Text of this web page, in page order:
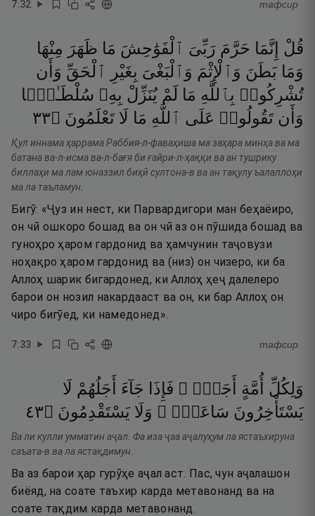
7:32 тафсир
قُلْ إِنَّمَا حَرَّمَ رَبِّىَ ٱلْفَوَٰحِشَ مَا ظَهَرَ مِنْهَا
وَمَا بَطَنَ وَٱلْإِثْمَ وَٱلْبَغْىَ بِغَيْرِ ٱلْحَقِّ وَأَن
تُشْرِكُوا۟ بِٱللَّهِ مَا لَمْ يُنَزِّلْ بِهِۦ سُلْطَـٰنًۭا
وَأَن تَقُولُوا۟ عَلَى ٱللَّهِ مَا لَا تَعْلَمُونَ ۝٣٣
Қул иннама ҳаррама Раббия-л-фаваҳиша ма заҳара минҳа ва ма
батана ва-л-исма ва-л-бағя би ғайри-л-ҳаққи ва ан тушрику
биллаҳи ма лам юназзил биҳӣ султона-в ва ан тақулу ъалаллоҳи
ма ла таъламун.
Бигӯ: «Ҷуз ин нест, ки Парвардигори ман беҳаёиро,
он чӣ ошкоро бошад ва он чӣ аз он пӯшида бошад ва
гуноҳро ҳаром гардонид ва ҳамчунин таҷовузи
ноҳақро ҳаром гардонид ва (низ) он чизеро, ки ба
Аллоҳ шарик бигардонед, ки Аллоҳ ҳеҷ далелеро
барои он нозил накардааст ва он, ки бар Аллоҳ он
чиро бигӯед, ки намедонед».
7:33 тафсир
وَلِكُلِّ أُمَّةٍ أَجَلٌۭ ۖ فَإِذَا جَآءَ أَجَلُهُمْ لَا
يَسْتَأْخِرُونَ سَاعَةًۭ ۖ وَلَا يَسْتَقْدِمُونَ ۝٣٤
Ва ли кулли умматин аҷал. Фа иза ҷаа аҷалуҳум ла ястаъхируна
саъата-в ва ла ястақдимун.
Ва аз барои ҳар гурӯҳе аҷал аст. Пас, чун аҷалашон
биёяд, на соате таъхир карда метавонанд ва на
соате тақдим карда метавонанд.